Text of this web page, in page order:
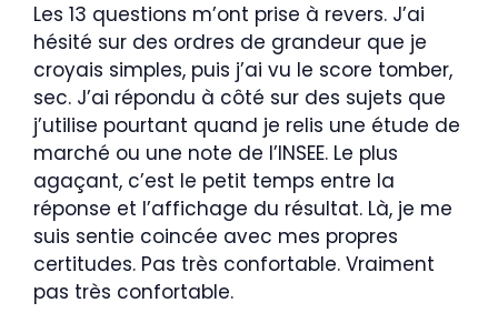
Les 13 questions m’ont prise à revers. J’ai
hésité sur des ordres de grandeur que je
croyais simples, puis j’ai vu le score tomber,
sec. J’ai répondu à côté sur des sujets que
j’utilise pourtant quand je relis une étude de
marché ou une note de l’INSEE. Le plus
agaçant, c’est le petit temps entre la
réponse et l’affichage du résultat. Là, je me
suis sentie coincée avec mes propres
certitudes. Pas très confortable. Vraiment
pas très confortable.